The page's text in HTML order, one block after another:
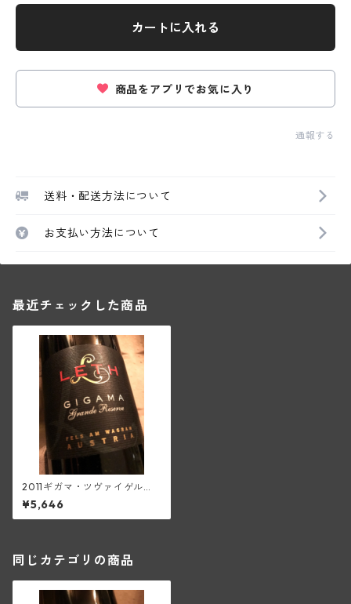
カートに入れる
商品をアプリでお気に入り
通報する
送料・配送方法について
お支払い方法について
最近チェックした商品
2011ギガマ・ツヴァイゲル
ト・レゼルヴェヴァート(レー
ト)
¥5,646
同じカテゴリの商品